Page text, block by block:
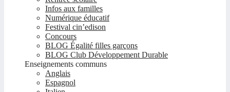
Infos aux familles
Numérique éducatif
Festival cin’edison
Concours
BLOG Égalité filles garçons
BLOG Club Développement Durable
Enseignements communs
Anglais
Espagnol